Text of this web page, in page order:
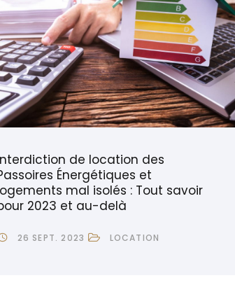
de location des
Énergétiques et
mal isolés : Tout savoir
2023 et au-delà
26 SEPT. 2023 LOCATION